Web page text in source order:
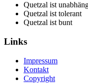
Quetzal ist
Quetzal ist tolerant
Quetzal ist bunt
Links
Impressum
Kontakt
Copyright